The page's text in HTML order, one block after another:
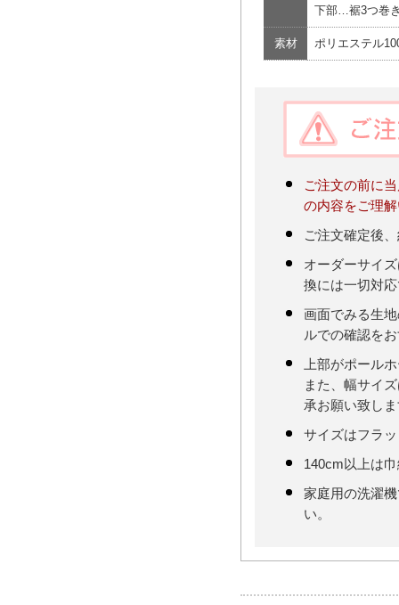
下部…裾3つ巻
素材 ポリエステル
ご注文の前に
の内容をご理
ご注文確定後
オーダーサイ
換には一切対
画面でみる生
ルでの確認を
上部がポール
また、幅サイ
承お願い致し
サイズはフラ
140cm以上は
家庭用の洗濯
い。